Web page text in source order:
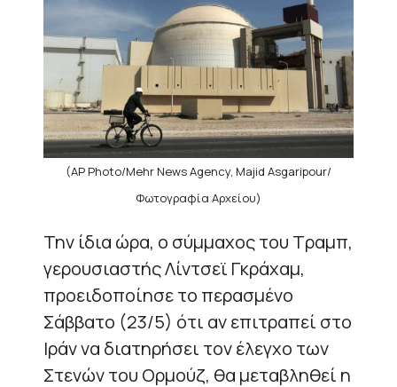
(AP Photo/Mehr News Agency, Majid Asgaripour/
Φωτογραφία Αρχείου)
Την ίδια ώρα, ο σύμμαχος του Τραμπ,
γερουσιαστής Λίντσεϊ Γκράχαμ,
προειδοποίησε το περασμένο
Σάββατο (23/5) ότι αν επιτραπεί στο
Ιράν να διατηρήσει τον έλεγχο των
Στενών του Ορμούζ, θα μεταβληθεί η